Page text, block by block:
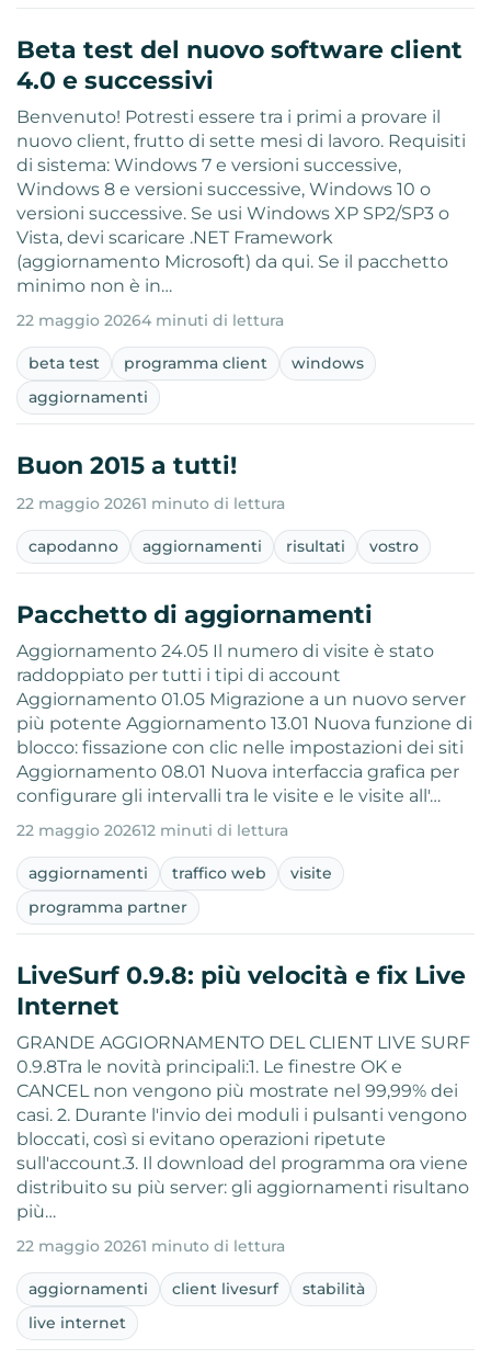
Beta test del nuovo software client
4.0 e successivi
Benvenuto! Potresti essere tra i primi a provare il
nuovo client, frutto di sette mesi di lavoro. Requisiti
di sistema: Windows 7 e versioni successive,
Windows 8 e versioni successive, Windows 10 o
versioni successive. Se usi Windows XP SP2/SP3 o
Vista, devi scaricare .NET Framework
(aggiornamento Microsoft) da qui. Se il pacchetto
minimo non è in…
22 maggio 20264 minuti di lettura
beta test programma client
windows
aggiornamenti
Buon 2015 a tutti!
22 maggio 20261 minuto di lettura
capodanno aggiornamenti risultati vostro
Pacchetto di aggiornamenti
Aggiornamento 24.05 Il numero di visite è stato
raddoppiato per tutti i tipi di account
Aggiornamento 01.05 Migrazione a un nuovo server
più potente Aggiornamento 13.01 Nuova funzione di
blocco: fissazione con clic nelle impostazioni dei siti
Aggiornamento 08.01 Nuova interfaccia grafica per
configurare gli intervalli tra le visite e le visite all'…
22 maggio 202612 minuti di lettura
aggiornamenti traffico web
visite
programma partner
LiveSurf 0.9.8: più velocità e fix Live
Internet
GRANDE AGGIORNAMENTO DEL CLIENT LIVE SURF
0.9.8Tra le novità principali:1. Le finestre OK e
CANCEL non vengono più mostrate nel 99,99% dei
casi. 2. Durante l'invio dei moduli i pulsanti vengono
bloccati, così si evitano operazioni ripetute
sull'account.3. Il download del programma ora viene
distribuito su più server: gli aggiornamenti risultano
più…
22 maggio 20261 minuto di lettura
aggiornamenti client livesurf
stabilità
live internet